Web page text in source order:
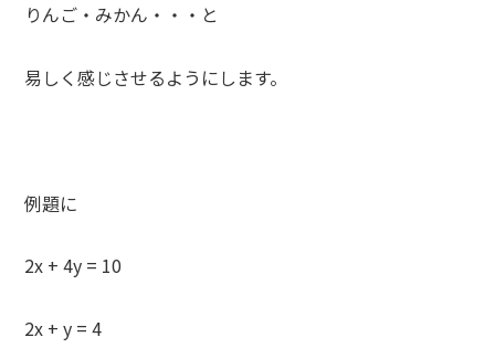
りんご・みかん・・・と
易しく感じさせるようにします。
例題に
2x + 4y = 10
2x + y = 4